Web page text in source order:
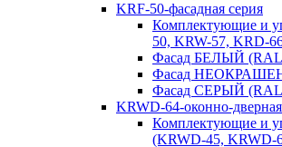
KRF-50-фасадная серия
Комплектующие и
50, KRW-57, KRD-
Фасад БЕЛЫЙ (RAL
Фасад
Фасад СЕРЫЙ (RAL
KRWD-64-оконно-
Комплектующие и
(KRWD-45, KRWD-